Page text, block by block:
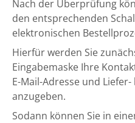
Nach der Überprüfung
den entsprechenden
elektronischen
Hierfür werden Sie
Eingabemaske Ihre
E-Mail-Adresse und
anzugeben.
Sodann können Sie in